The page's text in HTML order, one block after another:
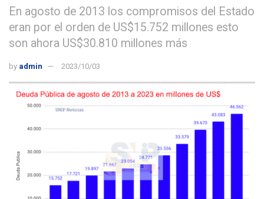
En agosto de 2013 los compromisos del Estado
eran por el orden de US$15.752 millones esto
son ahora US$30.810 millones más
by admin 2023/10/03